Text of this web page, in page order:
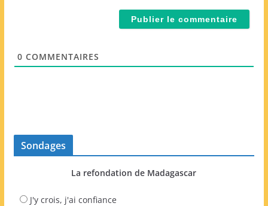
0 COMMENTAIRES
Sondages
La refondation de Madagascar
J'y crois, j'ai confiance